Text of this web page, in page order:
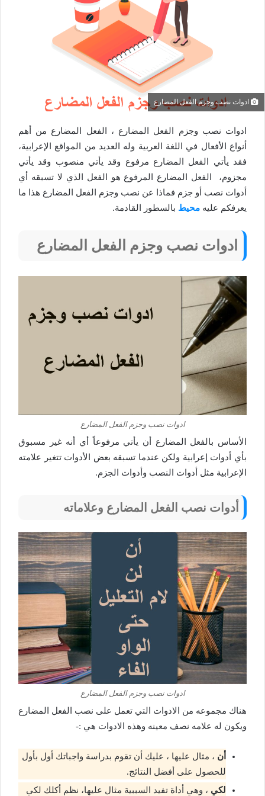
ادوات نصب وجزم الفعل المضارع
ادوات نصب وجزم الفعل المضارع ، الفعل المضارع من أهم
أنواع الأفعال في اللغة العربية وله العديد من المواقع الإعرابية،
فقد يأتي الفعل المضارع مرفوع وقد يأتي منصوب وقد يأتي
مجزوم، الفعل المضارع المرفوع هو الفعل الذي لا تسبقه أي
أدوات نصب أو جزم فماذا عن نصب وجزم الفعل المضارع هذا ما
يعرفكم عليه محيط بالسطور القادمة.
ادوات نصب وجزم الفعل المضارع
ادوات نصب وجزم الفعل المضارع
الأساس بالفعل المضارع أن يأتي مرفوعاً أي أنه غير مسبوق
بأي أدوات إعرابية ولكن عندما تسبقه بعض الأدوات تتغير علامته
الإعرابية مثل أدوات النصب وأدوات الجزم.
أدوات نصب الفعل المضارع وعلاماته
ادوات نصب وجزم الفعل المضارع
هناك مجموعه من الادوات التي تعمل على نصب الفعل المضارع
ويكون له علامه نصف معينه وهذه الادوات هي :-
أن ، مثال عليها ، عليك أن تقوم بدراسة واجباتك أول بأول
للحصول على أفضل النتائج.
لكي ، وهي أداة تفيد السببية مثال عليها، نظم أكلك لكي